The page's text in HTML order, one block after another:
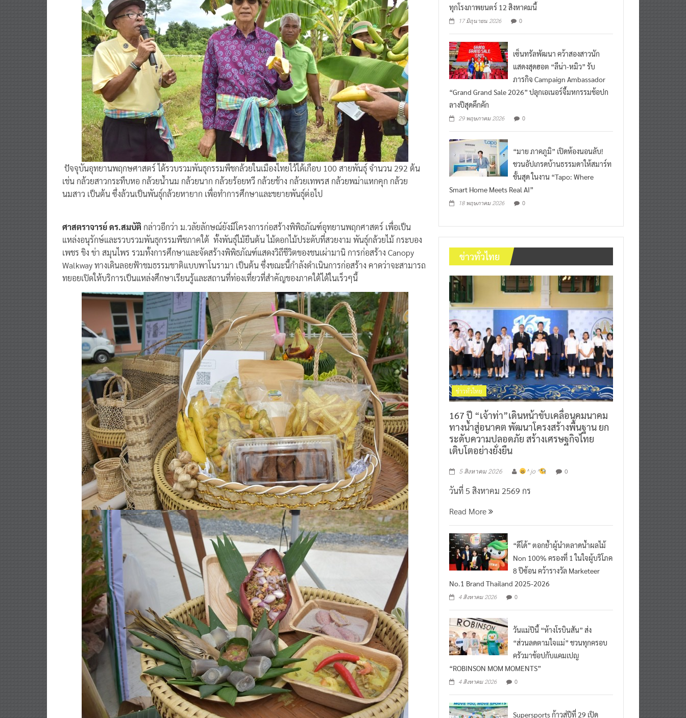
ปัจจุบันอุทยานพฤกษศาสตร์ ได้รวบรวมพันธุกรรมพืชกล้วยในเมืองไทยไว้ได้เกือบ 100 สายพันธุ์ จำนวน 292 ต้น
เช่น กล้วยสาวกระทืบหอ กล้วยน้ำนม กล้วยนาก กล้วยร้อยหวี กล้วยช้าง กล้วยเทพรส กล้วยพม่าแหกคุก กล้วย
นมสาว เป็นต้น ซึ่งล้วนเป็นพันธุ์กล้วยหายาก เพื่อทำการศึกษาและขยายพันธุ์ต่อไป
ศาสตราจารย์ ดร.สมบัติ กล่าวอีกว่า ม.วลัยลักษณ์ยังมีโครงการก่อสร้างพิพิธภัณฑ์อุทยานพฤกศาสตร์ เพื่อเป็น
แหล่งอนุรักษ์และรวบรวมพันธุกรรมพืชภาคใต้ ทั้งพันธุ์ไม้ยืนต้น ไม้ดอกไม้ประดับที่สวยงาม พันธุ์กล้วยไม้ กระบอง
เพชร ขิง ข่า สมุนไพร รวมทั้งการศึกษาและจัดสร้างพิพิธภัณฑ์แสดงวิถีชีวิตของชนเผ่ามานิ การก่อสร้าง Canopy
Walkway ทางเดินลอยฟ้าชมธรรมชาติแบบพาโนรามา เป็นต้น ซึ่งขณะนี้กำลังดำเนินการก่อสร้าง คาดว่าจะสามารถ
ทยอยเปิดให้บริการเป็นแหล่งศึกษาเรียนรู้และสถานที่ท่องเที่ยวที่สำคัญของภาคใต้ได้ในเร็วๆนี้
ทุกโรงภาพยนตร์ 12 สิงหาคมนี้
17 มิถุนายน 2026 0
เซ็นทรัลพัฒนา คว้าสองสาวนัก
แสดงสุดฮอต “ลีน่า-หมิว” รับ
ภารกิจ Campaign Ambassador
“Grand Grand Sale 2026” ปลุกเอเนอร์จี้มหกรรมช้อปก
ลางปีสุดคึกคัก
29 พฤษภาคม 2026 0
“มาย ภาคภูมิ” เปิดห้องนอนลับ!
ชวนอัปเกรดบ้านธรรมดาให้สมาร์ท
ขั้นสุด ในงาน “Tapo: Where
Smart Home Meets Real AI”
18 พฤษภาคม 2026 0
ข่าวทั่วไทย
ข่าวทั่วไทย
167 ปี “เจ้าท่า”เดินหน้าขับเคลื่อนคมนาคม
ทางน้ำสู่อนาคต พัฒนาโครงสร้างพื้นฐาน ยก
ระดับความปลอดภัย สร้างเศรษฐกิจไทย
เติบโตอย่างยั่งยืน
5 สิงหาคม 2026 ^ jo ^ 0
วันที่ 5 สิงหาคม 2569 กร
Read More
“ดีโด้” ตอกย้ำผู้นำตลาดน้ำผลไม้
Non 100% ครองที่ 1 ในใจผู้บริโภค
8 ปีซ้อน คว้ารางวัล Marketeer
No.1 Brand Thailand 2025-2026
4 สิงหาคม 2026 0
วันแม่ปีนี้ “ห้างโรบินสัน” ส่ง
“ส่วนลดตามใจแม่” ชวนทุกครอบ
ครัวมาช้อปกับแคมเปญ
“ROBINSON MOM MOMENTS”
4 สิงหาคม 2026 0
Supersports ก้าวสู่ปีที่ 29 เปิด